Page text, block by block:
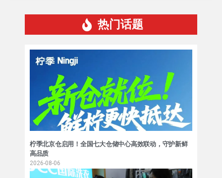
热门话题
柠季北京仓启用！全国七大仓储中心高效联动，守护新鲜
高品质
2026-08-06